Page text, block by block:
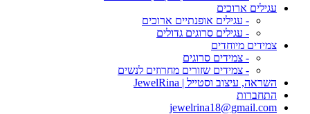
עגילים ארוכים
- עגילים אופנתיים ארוכים
- עגילים סרוגים גדולים
צמידים מיוחדים
- צמידים סרוגים
- צמידים שזורים מחרוזים לנשים
השראה, עיצוב וסטייל | JewelRina
התחברות
jewelrina18@gmail.com